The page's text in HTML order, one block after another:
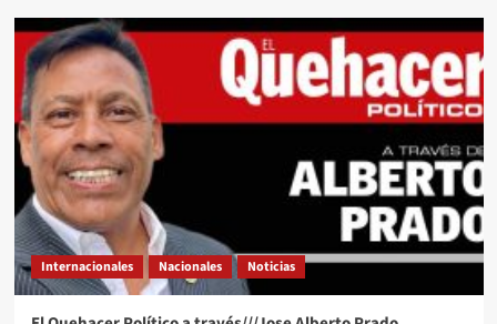
Internacionales Nacionales Noticias